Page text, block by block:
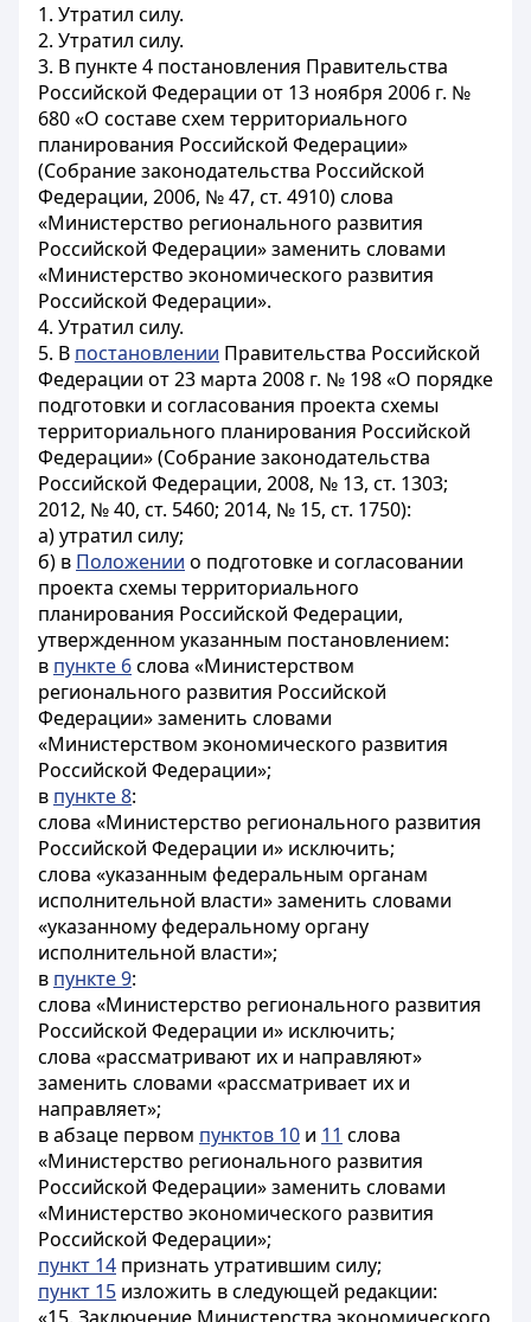
1. Утратил силу.
2. Утратил силу.
3. В пункте 4 постановления Правительства
Российской Федерации от 13 ноября 2006 г. №
680 «О составе схем территориального
планирования Российской Федерации»
(Собрание законодательства Российской
Федерации, 2006, № 47, ст. 4910) слова
«Министерство регионального развития
Российской Федерации» заменить словами
«Министерство экономического развития
Российской Федерации».
4. Утратил силу.
5. В постановлении Правительства Российской
Федерации от 23 марта 2008 г. № 198 «О порядке
подготовки и согласования проекта схемы
территориального планирования Российской
Федерации» (Собрание законодательства
Российской Федерации, 2008, № 13, ст. 1303;
2012, № 40, ст. 5460; 2014, № 15, ст. 1750):
а) утратил силу;
б) в Положении о подготовке и согласовании
проекта схемы территориального
планирования Российской Федерации,
утвержденном указанным постановлением:
в пункте 6слова «Министерством
регионального развития Российской
Федерации» заменить словами
«Министерством экономического развития
Российской Федерации»;
в пункте 8:
слова «Министерство регионального развития
Российской Федерации и» исключить;
слова «указанным федеральным органам
исполнительной власти» заменить словами
«указанному федеральному органу
исполнительной власти»;
в пункте 9:
слова «Министерство регионального развития
Российской Федерации и» исключить;
слова «рассматривают их и направляют»
заменить словами «рассматривает их и
направляет»;
вабзаце первом пунктов 10 и 11 слова
«Министерство регионального развития
Российской Федерации» заменить словами
«Министерство экономического развития
Российской Федерации»;
пункт 14 признать утратившим силу;
пункт 15 изложить в следующей редакции: